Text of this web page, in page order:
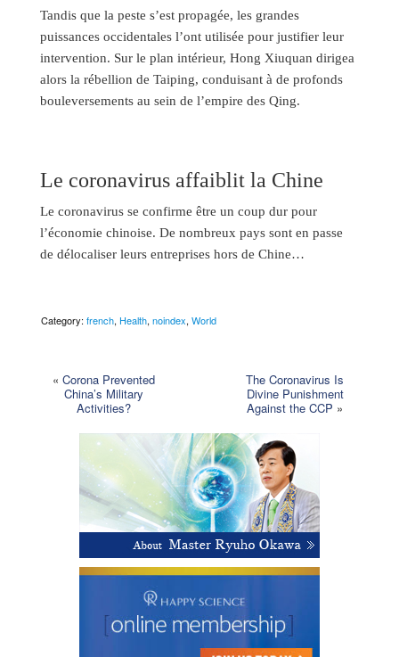
Tandis que la peste s’est propagée, les grandes
puissances occidentales l’ont utilisée pour justifier leur
intervention. Sur le plan intérieur, Hong Xiuquan dirigea
alors la rébellion de Taiping, conduisant à de profonds
bouleversements au sein de l’empire des Qing.
Le coronavirus affaiblit la Chine
Le coronavirus se confirme être un coup dur pour
l’économie chinoise. De nombreux pays sont en passe
de délocaliser leurs entreprises hors de Chine…
Category: french, Health, noindex, World
«Corona Prevented
China’s Military
Activities?
The Coronavirus Is
Divine Punishment
Against the CCP »